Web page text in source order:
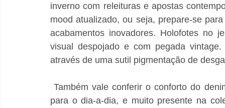
inverno com releituras e apostas
mood atualizado, ou seja, prepare-se
acabamentos inovadores. Holofotes no
visual despojado e com pegada
através de uma sutil pigmentação de
Também vale conferir o conforto do denim de algodão com viscose, maleável e delicioso
para o dia-a-dia, e muito presente na